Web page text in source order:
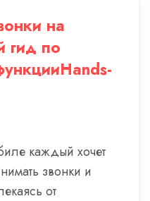
на
гид по
каждый хочет
звонки и
от